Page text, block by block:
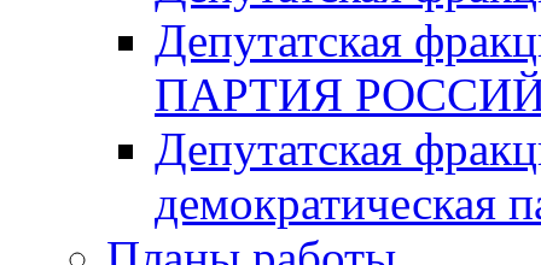
Депутатская
ПАРТИЯ
Депутатская
демократическая